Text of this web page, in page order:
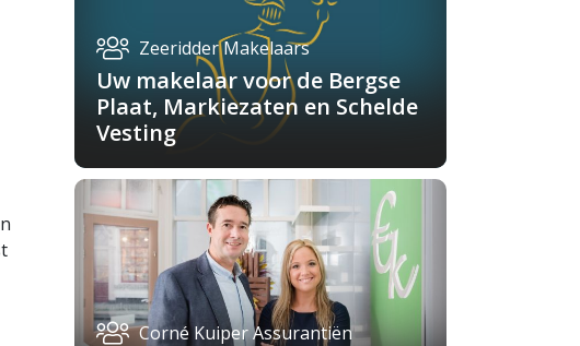
Zeeridder Makelaars
Uw makelaar voor de Bergse
Plaat, Markiezaten en Schelde
Vesting
Corné Kuiper Assurantiën